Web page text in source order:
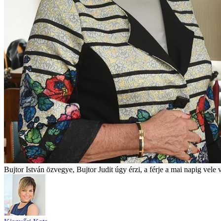
Bujtor István özvegye, Bujtor Judit úgy érzi, a férje a mai napig vele